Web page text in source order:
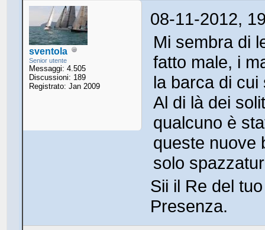
sventola
Senior utente
Messaggi: 4.505
Discussioni: 189
Registrato: Jan 2009
08-11-2012,
Mi sembra di
fatto male, i
la barca di
Al di là dei
qualcuno è
queste nuove
solo
Sii il Re del
Presenza.